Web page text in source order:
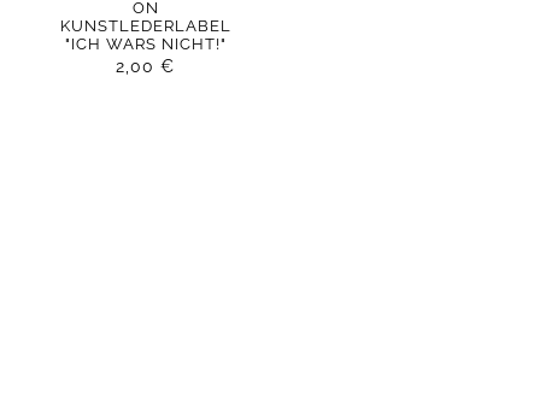
ON
KUNSTLEDERLABEL
"ICH WARS NICHT!"
2,00€